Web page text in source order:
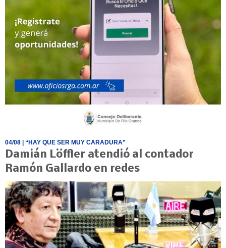
04/08 | “HAY QUE SER MUY CARADURA”
Damián Löffler atendió al contador
Ramón Gallardo en redes